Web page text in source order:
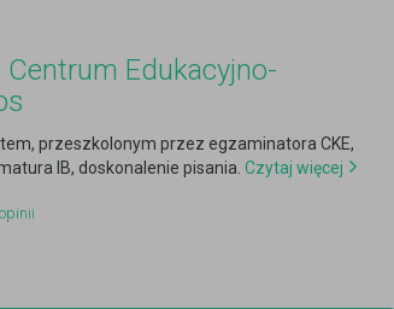
Edukacyjno-
przeszkolonym przez egzaminatora CKE,
IB, doskonalenie pisania. Czytaj więcej
opinii